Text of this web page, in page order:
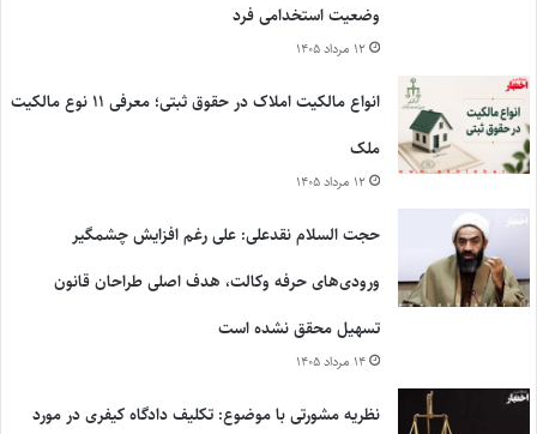
وضعیت استخدامی فرد
۱۲ مرداد ۱۴۰۵
انواع مالکیت املاک در حقوق ثبتی؛ معرفی ۱۱ نوع مالکیت
ملک
۱۲ مرداد ۱۴۰۵
حجت السلام نقدعلی: علی رغم افزایش چشمگیر
ورودی‌های حرفه وکالت، هدف اصلی طراحان قانون
تسهیل محقق نشده است
۱۴ مرداد ۱۴۰۵
نظریه مشورتی با موضوع: تکلیف دادگاه کیفری در مورد